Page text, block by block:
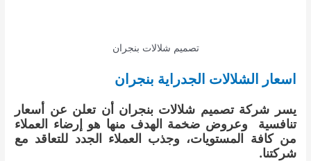
تصميم شلالات بنجران
اسعار الشلالات الجدراية بنجران
يسر شركة تصميم شلالات بنجران أن تعلن عن أسعار
تنافسية وعروض ضخمة الهدف منها هو إرضاء العملاء
من كافة المستويات، وجذب العملاء الجدد للتعاقد مع
شركتنا.